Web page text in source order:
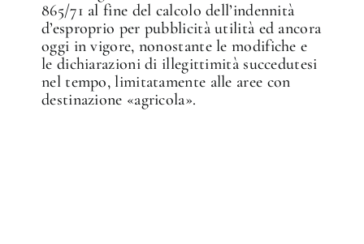
865/71 al fine del calcolo dell’indennità
d’esproprio per pubblicità utilità ed ancora
oggi in vigore, nonostante le modifiche e
le dichiarazioni di illegittimità succedutesi
nel tempo, limitatamente alle aree con
destinazione «agricola».